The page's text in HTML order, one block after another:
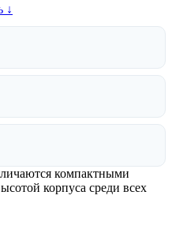
↓
компактными
корпуса среди всех